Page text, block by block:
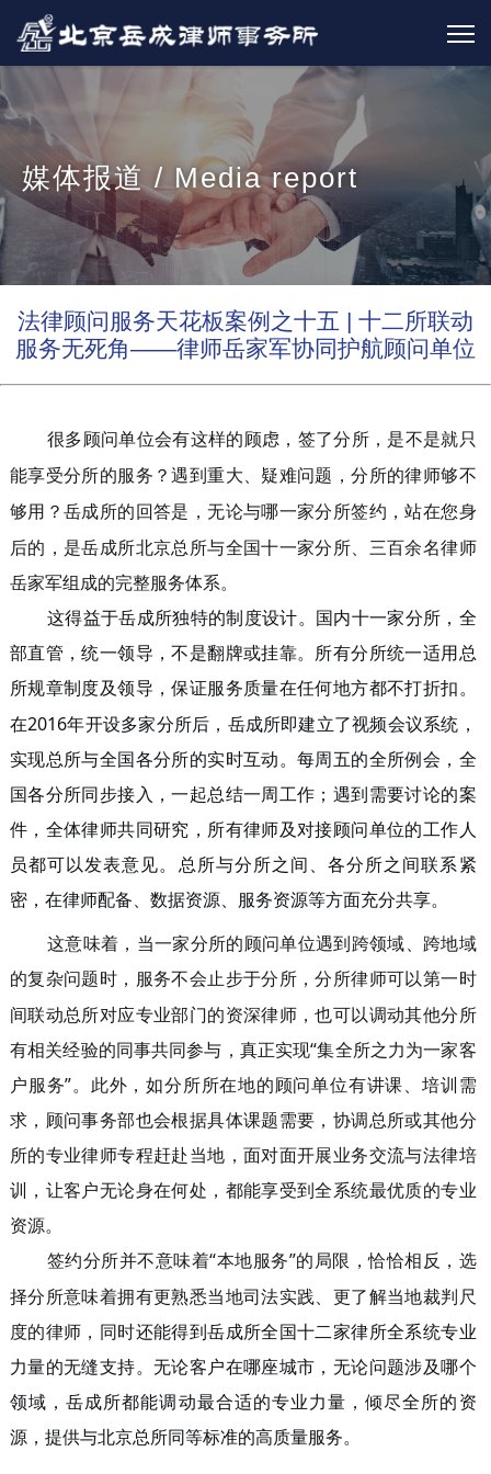
媒体报道 / Media report
法律顾问服务天花板案例之十五 | 十二所联动
服务无死角——律师岳家军协同护航顾问单位
很多顾问单位会有这样的顾虑 ， 签了分所，是不是就只
能享受分所的服务？遇到重大、 疑难问题，分所的律师够不
够用？岳成所的回答是 ，无论与哪一家分所签约，站在您身
后的，是岳成所北京总所与全国十一家分所、三百余名律师
岳家军组成的完整服务体系。
这得益于岳成所独特的制度设计。国内十一家分所，全
部直管，统一领导，不是翻牌或挂靠。所有分所统一适用总
所规章制度及领导，保证服务质量在任何地方都不打折扣。
在2016年开设多家分所后，岳成所即建立了视频会议系统，
实现总所与全国各分所的实时互动。每周五的全所例会，全
国各分所同步接入，一起总结一周工作；遇到需要讨论的案
件，全体律师共同研究 ，所有律师及对接顾问单位的工作人
员都可以发表意见。总所与分所之间、各分所之间联系紧
密，在律师配备、数据资源、服务资源等方面充分共享。
这意味着，当一家分所的顾问单位遇到跨领域、跨地域
的复杂问题时，服务不会止步于分所 ，分所律师可以第一时
间联动总所对应专业部门的资深律师，也可以调动其他分所
有相关经验的同事共同参与，真正实现“集全所之力为一家客
户服务”。 此外，如分所所在地的顾问单位有讲课、培训需
求，顾问事务部也会根据具体课题需要，协调总所或其他分
所的专业律师专程赶赴当地，面对面开展业务交流与法律培
训，让客户无论身在何处，都能享受到全系统最优质的专业
资源。
签约分所并不意味着“本地服务”的局限 ，恰恰相反，选
择分所意味着拥有更熟悉当地司法实践、更了解当地裁判尺
度的律师，同时还能得到岳成所全国十二家律所全系统专业
力量的无缝支持。无论客户在哪座城市，无论问题涉及哪个
领域，岳成所都能调动最合适的专业力量，倾尽全所的资
源， 提供与北京总所同等标准的高质量服务。